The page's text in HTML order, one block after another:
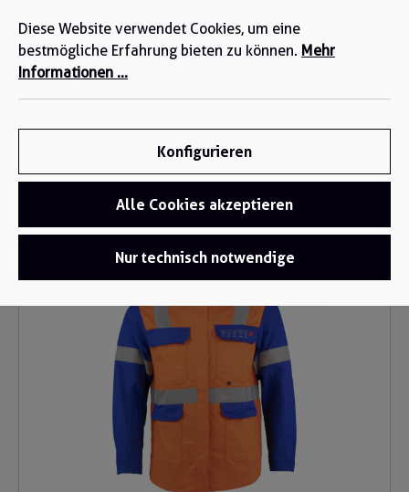
springen
Funktionsbekleidung / Multinorm Arbeitskleidung
Bildergalerie überspringen
Diese Website verwendet Cookies, um eine
bestmögliche Erfahrung bieten zu können. Mehr
Informationen ...
Konfigurieren
Alle Cookies akzeptieren
Nur technisch notwendige